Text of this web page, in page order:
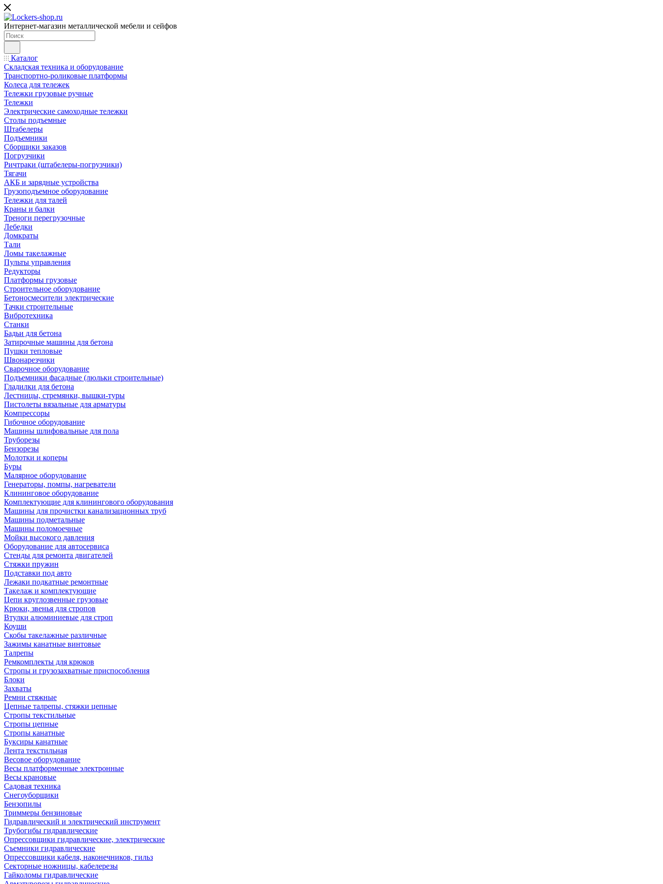
Интернет-магазин металлической мебели и сейфов
Каталог
Складская техника и оборудование
Транспортно-роликовые платформы
Колеса для тележек
Тележки грузовые ручные
Тележки
Электрические самоходные тележки
Столы подъемные
Штабелеры
Подъемники
Сборщики заказов
Погрузчики
Ричтраки (штабелеры-погрузчики)
Тягачи
АКБ и зарядные устройства
Грузоподъемное оборудование
Тележки для талей
Краны и балки
Треноги перегрузочные
Лебедки
Домкраты
Тали
Ломы такелажные
Пульты управления
Редукторы
Платформы грузовые
Строительное оборудование
Бетоносмесители электрические
Тачки строительные
Вибротехника
Станки
Бадьи для бетона
Затирочные машины для бетона
Пушки тепловые
Швонарезчики
Сварочное оборудование
Подъемники фасадные (люльки строительные)
Гладилки для бетона
Лестницы, стремянки, вышки-туры
Пистолеты вязальные для арматуры
Компрессоры
Гибочное оборудование
Машины шлифовальные для пола
Труборезы
Бензорезы
Молотки и коперы
Буры
Малярное оборудование
Генераторы, помпы, нагреватели
Клининговое оборудование
Комплектующие для клинингового оборудования
Машины для прочистки канализационных труб
Машины подметальные
Машины поломоечные
Мойки высокого давления
Оборудование для автосервиса
Стенды для ремонта двигателей
Стяжки пружин
Подставки под авто
Лежаки подкатные ремонтные
Такелаж и комплектующие
Цепи круглозвенные грузовые
Крюки, звенья для стропов
Втулки алюминиевые для строп
Коуши
Скобы такелажные различные
Зажимы канатные винтовые
Талрепы
Ремкомплекты для крюков
Стропы и грузозахватные приспособления
Блоки
Захваты
Ремни стяжные
Цепные талрепы, стяжки цепные
Стропы текстильные
Стропы цепные
Стропы канатные
Буксиры канатные
Лента текстильная
Весовое оборудование
Весы платформенные электронные
Весы крановые
Садовая техника
Снегоуборщики
Бензопилы
Триммеры бензиновые
Гидравлический и электрический инструмент
Трубогибы гидравлические
Опрессовщики гидравлические, электрические
Съемники гидравлические
Опрессовщики кабеля, наконечников, гильз
Секторные ножницы, кабелерезы
Гайколомы гидравлические